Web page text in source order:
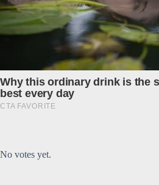
No votes yet.